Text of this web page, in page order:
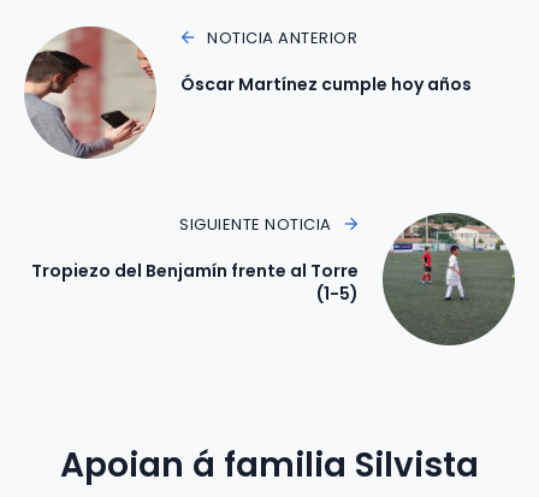
NOTICIA ANTERIOR
Óscar Martínez cumple hoy años
SIGUIENTE NOTICIA
Tropiezo del Benjamín frente al Torre
(1-5)
Apoian á familia Silvista